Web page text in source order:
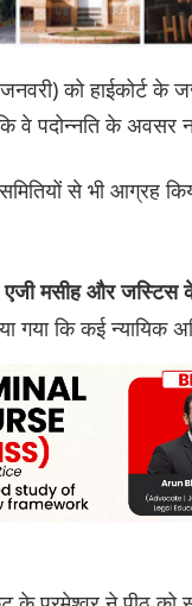
को हाईकोर्ट के
वे पदोन्नति के अवसर
से भी आग्रह
मसीह और जस्टिस
गया कि कई न्यायिक